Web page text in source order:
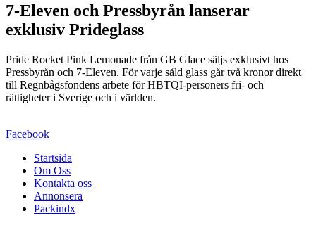
7-Eleven och Pressbyrån lanserar
exklusiv Prideglass
Pride Rocket Pink Lemonade från GB Glace säljs exklusivt hos
Pressbyrån och 7-Eleven. För varje såld glass går två kronor direkt
till Regnbågsfondens arbete för HBTQI-personers fri- och
rättigheter i Sverige och i världen.
Facebook
Startsida
Om Oss
Kontakta oss
Annonsera
Packindx